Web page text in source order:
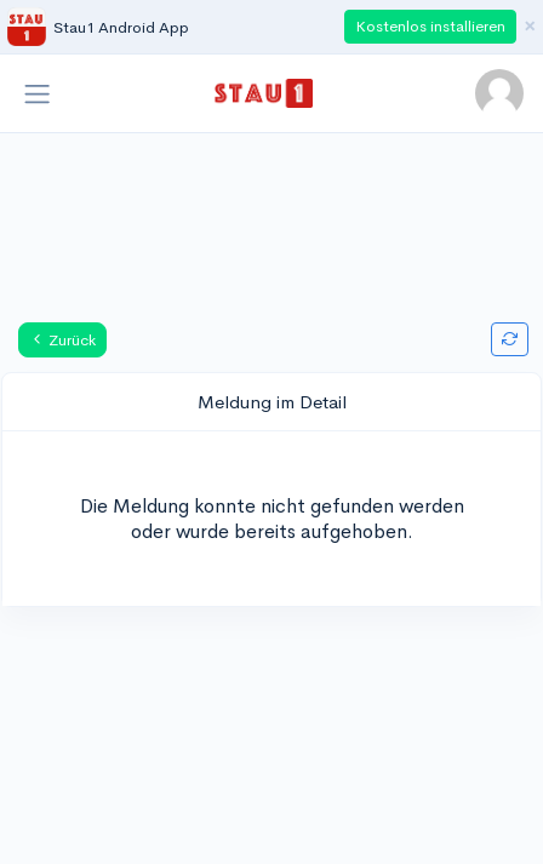
Stau1 Android App Kostenlos installieren ×
Zurück
Meldung im Detail
Die Meldung konnte nicht gefunden werden
oder wurde bereits aufgehoben.